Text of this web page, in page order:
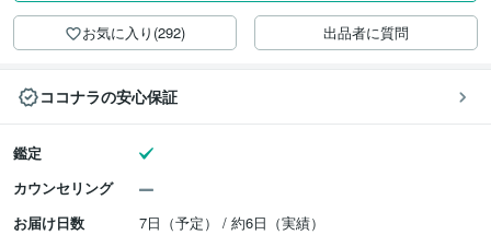
お気に入り(292) 出品者に質問
ココナラの安心保証
鑑定
カウンセリング
お届け日数
7日（予定） / 約6日（実績）